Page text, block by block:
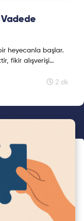
heyecanla başlar.
fikir alışverişi
ilişki de zamanla
gündem
2 dk